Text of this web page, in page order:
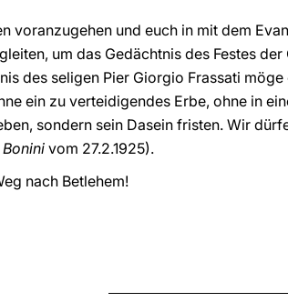
voranzugehen und euch in mit dem
um das Gedächtnis des Festes
des seligen Pier Giorgio Frassati
ein zu verteidigendes Erbe, ohne in
sondern sein Dasein fristen. Wir
vom 27.2.1925).
nach Betlehem!